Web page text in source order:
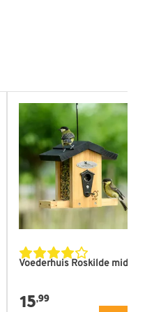
Voederhuis Roskilde midi
15,99